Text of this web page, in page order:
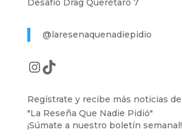
Desafío Drag Querétaro 7
@laresenaquenadiepidio
Instagram
TikTok
Regístrate y recibe más noticias de
"La Reseña Que Nadie Pidió"
¡Súmate a nuestro boletín semanal!